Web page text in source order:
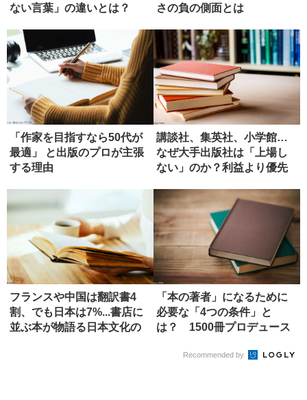
ない言葉」の違いとは？
さの負の側面とは
「作家を目指すなら50代が
最適」 と出版のプロが主張
する理由
講談社、集英社、小学館…
なぜ大手出版社は「上場し
ない」のか？利益より優先
フランスや中国は翻訳書4
割、でも日本は7%...書店に
並ぶ本が物語る日本文化の
「本の著者」になるために
必要な「4つの条件」と
は？ 1500冊プロデュース
Recommended by